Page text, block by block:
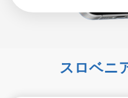
スロベニ